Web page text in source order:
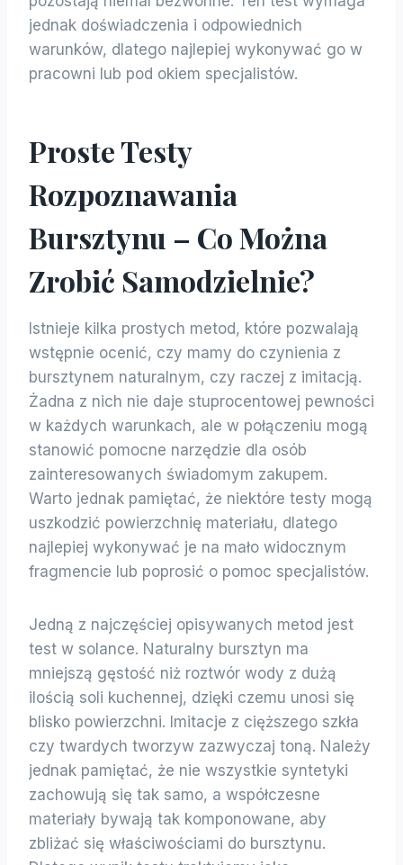
jednak doświadczenia i odpowiednich
warunków, dlatego najlepiej wykonywać go w
pracowni lub pod okiem specjalistów.
Proste Testy
Rozpoznawania
Bursztynu – Co Można
Zrobić Samodzielnie?
Istnieje kilka prostych metod, które pozwalają
wstępnie ocenić, czy mamy do czynienia z
bursztynem naturalnym, czy raczej z imitacją.
Żadna z nich nie daje stuprocentowej pewności
w każdych warunkach, ale w połączeniu mogą
stanowić pomocne narzędzie dla osób
zainteresowanych świadomym zakupem.
Warto jednak pamiętać, że niektóre testy mogą
uszkodzić powierzchnię materiału, dlatego
najlepiej wykonywać je na mało widocznym
fragmencie lub poprosić o pomoc specjalistów.
Jedną z najczęściej opisywanych metod jest
test w solance. Naturalny bursztyn ma
mniejszą gęstość niż roztwór wody z dużą
ilością soli kuchennej, dzięki czemu unosi się
blisko powierzchni. Imitacje z cięższego szkła
czy twardych tworzyw zazwyczaj toną. Należy
jednak pamiętać, że nie wszystkie syntetyki
zachowują się tak samo, a współczesne
materiały bywają tak komponowane, aby
zbliżać się właściwościami do bursztynu.